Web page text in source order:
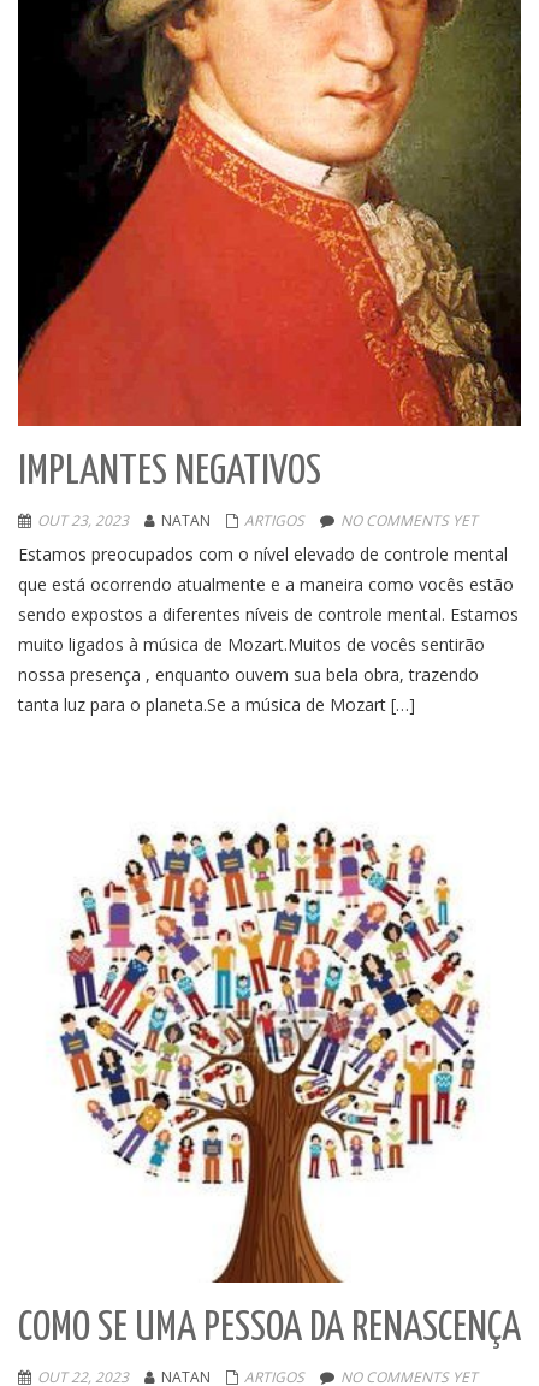
IMPLANTES NEGATIVOS
OUT 23, 2023 NATAN ARTIGOS NO COMMENTS YET
Estamos preocupados com o nível elevado de controle mental
que está ocorrendo atualmente e a maneira como vocês estão
sendo expostos a diferentes níveis de controle mental. Estamos
muito ligados à música de Mozart.Muitos de vocês sentirão
nossa presença , enquanto ouvem sua bela obra, trazendo
tanta luz para o planeta.Se a música de Mozart […]
COMO SE UMA PESSOA DA RENASCENÇA
OUT 22, 2023 NATAN ARTIGOS NO COMMENTS YET